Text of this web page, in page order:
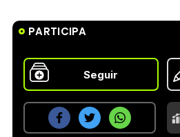
PARTICIPA
Seguir